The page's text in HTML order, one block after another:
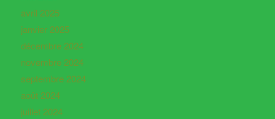
avril 2025
janvier 2025
décembre 2024
novembre 2024
septembre 2024
août 2024
juillet 2024